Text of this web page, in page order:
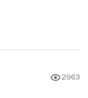
2963